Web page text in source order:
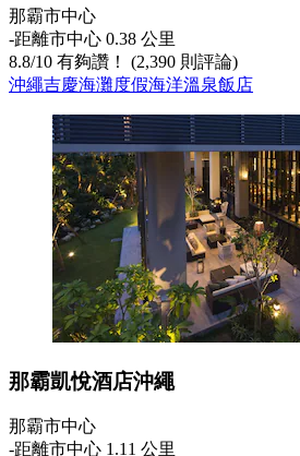
那霸市中心
‐距離市中心 0.38 公里
8.8/10 有夠讚！ (2,390 則評論)
沖繩吉慶海灘度假海洋溫泉飯店
那霸凱悅酒店沖繩
那霸市中心
‐距離市中心 1.11 公里